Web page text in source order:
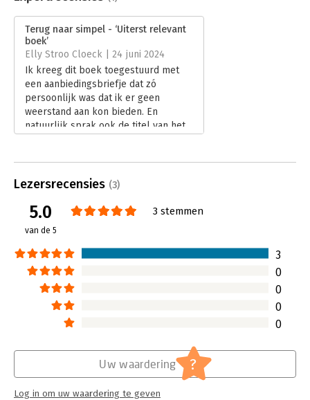
Verschijningsdatum:
1-3-2024
Hoofdrubriek: Organisatiekunde
Terug naar simpel - ‘Uiterst relevant
boek’
Elly Stroo Cloeck | 24 juni 2024
Ik kreeg dit boek toegestuurd met
een aanbiedingsbriefje dat zó
persoonlijk was dat ik er geen
weerstand aan kon bieden. En
natuurlijk sprak ook de titel van het
een simpele en toch effectieve
Lees verder
Lezersrecensies (3)
5.0
van de 5
3 stemmen
3
0
0
0
0
Uw waardering ?
Log in om uw waardering te geven